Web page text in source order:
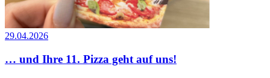
29.04.2026
… und Ihre 11. Pizza geht auf uns!